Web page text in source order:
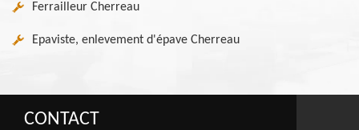
Ferrailleur Cherreau
Epaviste, enlevement d'épave Cherreau
CONTACT